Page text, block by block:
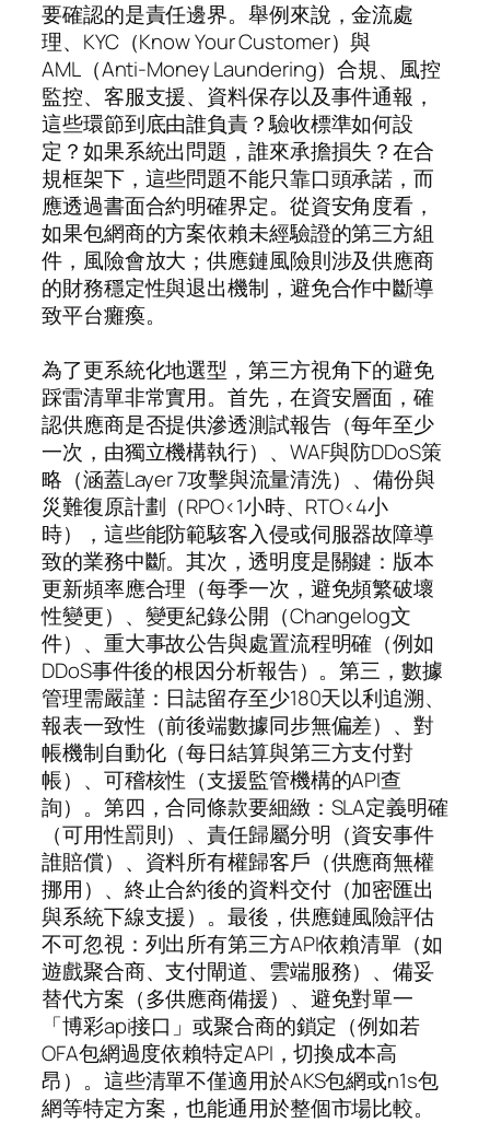
要確認的是責任邊界。舉例來說，金流處
理、KYC（Know Your Customer）與
AML（Anti-Money Laundering）合規、風控
監控、客服支援、資料保存以及事件通報，
這些環節到底由誰負責？驗收標準如何設
定？如果系統出問題，誰來承擔損失？在合
規框架下，這些問題不能只靠口頭承諾，而
應透過書面合約明確界定。從資安角度看，
如果包網商的方案依賴未經驗證的第三方組
件，風險會放大；供應鏈風險則涉及供應商
的財務穩定性與退出機制，避免合作中斷導
致平台癱瘓。
為了更系統化地選型，第三方視角下的避免
踩雷清單非常實用。首先，在資安層面，確
認供應商是否提供滲透測試報告（每年至少
一次，由獨立機構執行）、WAF與防DDoS策
略（涵蓋Layer 7攻擊與流量清洗）、備份與
災難復原計劃（RPO<1小時、RTO<4小
時），這些能防範駭客入侵或伺服器故障導
致的業務中斷。其次，透明度是關鍵：版本
更新頻率應合理（每季一次，避免頻繁破壞
性變更）、變更紀錄公開（Changelog文
件）、重大事故公告與處置流程明確（例如
DDoS事件後的根因分析報告）。第三，數據
管理需嚴謹：日誌留存至少180天以利追溯、
報表一致性（前後端數據同步無偏差）、對
帳機制自動化（每日結算與第三方支付對
帳）、可稽核性（支援監管機構的API查
詢）。第四，合同條款要細緻：SLA定義明確
（可用性罰則）、責任歸屬分明（資安事件
誰賠償）、資料所有權歸客戶（供應商無權
挪用）、終止合約後的資料交付（加密匯出
與系統下線支援）。最後，供應鏈風險評估
不可忽視：列出所有第三方API依賴清單（如
遊戲聚合商、支付閘道、雲端服務）、備妥
替代方案（多供應商備援）、避免對單一
「博彩api接口」或聚合商的鎖定（例如若
OFA包網過度依賴特定API，切換成本高
昂）。這些清單不僅適用於AKS包網或n1s包
網等特定方案，也能通用於整個市場比較。